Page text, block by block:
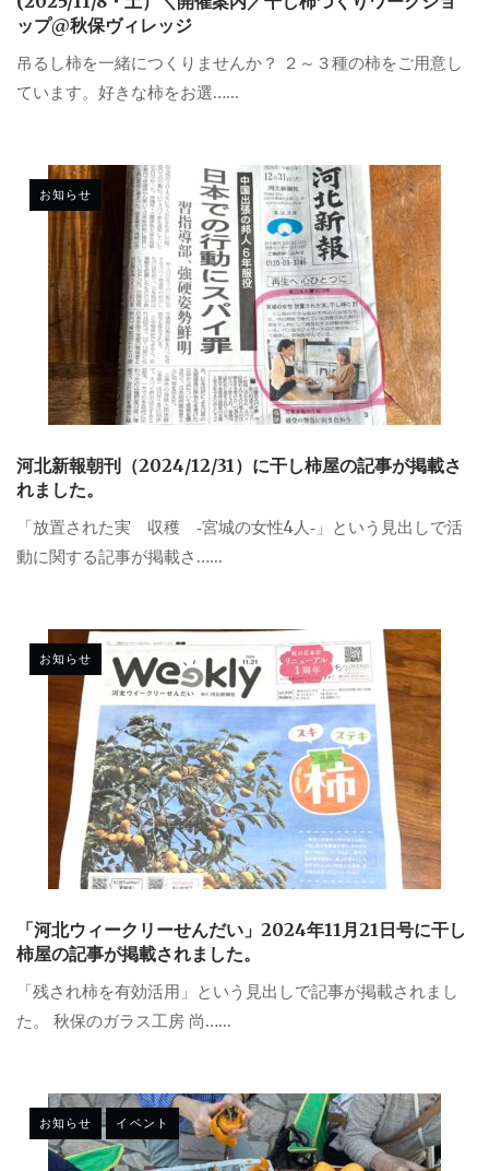
ップ@秋保ヴィレッジ
吊るし柿を一緒につくりませんか？ ２～３種の柿をご用意し
ています。好きな柿をお選…...
お知らせ
河北新報朝刊（2024/12/31）に干し柿屋の記事が掲載さ
れました。
「放置された実 収穫 ‐宮城の女性4人‐」という見出しで活
動に関する記事が掲載さ…...
お知らせ
「河北ウィークリーせんだい」2024年11月21日号に干し
柿屋の記事が掲載されました。
「残され柿を有効活用」という見出しで記事が掲載されまし
た。 秋保のガラス工房 尚…...
お知らせ イベント